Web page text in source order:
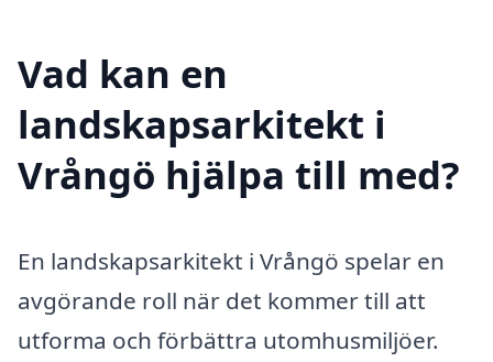
Vad kan en
landskapsarkitekt i
Vrångö hjälpa till med?
En landskapsarkitekt i Vrångö spelar en
avgörande roll när det kommer till att
utforma och förbättra utomhusmiljöer.